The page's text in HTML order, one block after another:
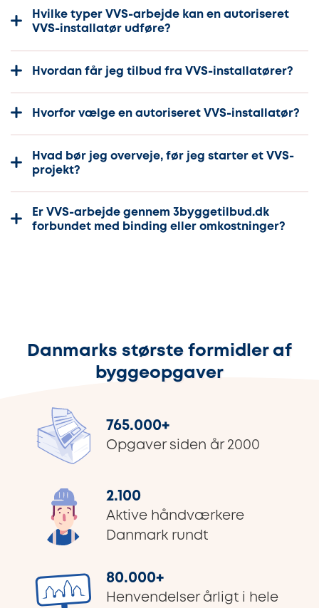
Hvilke typer VVS-arbejde kan en autoriseret
VVS-installatør udføre?
Hvordan får jeg tilbud fra VVS-installatører?
Hvorfor vælge en autoriseret VVS-installatør?
Hvad bør jeg overveje, før jeg starter et VVS-
projekt?
Er VVS-arbejde gennem 3byggetilbud.dk
forbundet med binding eller omkostninger?
Danmarks største formidler af
byggeopgaver
765.000+
Opgaver siden år 2000
2.100
Aktive håndværkere
Danmark rundt
80.000+
Henvendelser årligt i hele